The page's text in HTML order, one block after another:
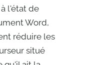
l'état de
Word,
réduire les
situé